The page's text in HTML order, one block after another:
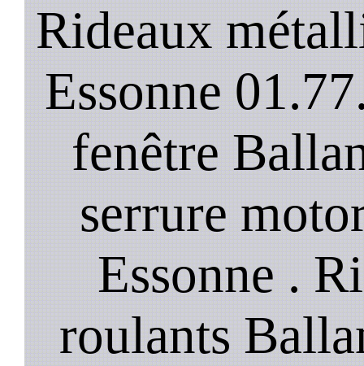
Rideaux
Essonne
fenêtre
serrure
Essonne .
roulants